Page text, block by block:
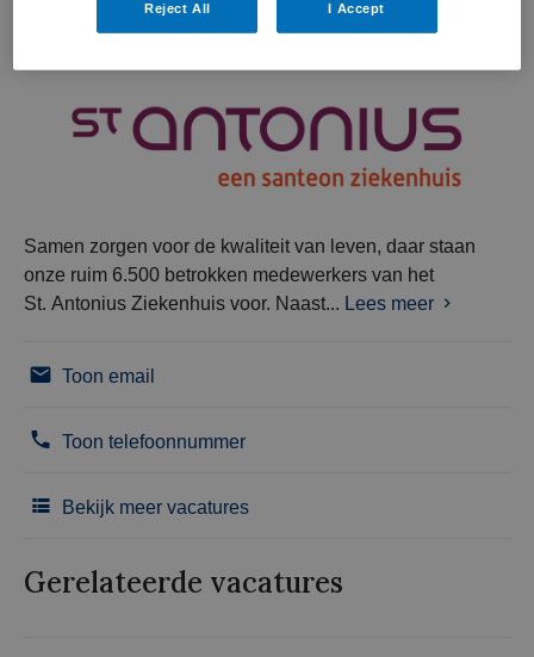
Samen zorgen voor de kwaliteit van leven, daar staan
onze ruim 6.500 betrokken medewerkers van het
St. Antonius Ziekenhuis voor. Naast... Lees meer
Toon email
Toon telefoonnummer
Bekijk meer vacatures
Gerelateerde vacatures
Reject All I Accept